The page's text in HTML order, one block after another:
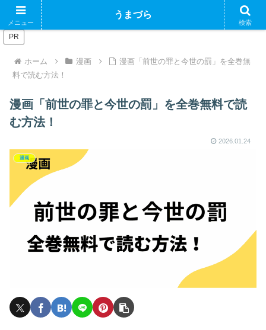
ブログで収益化できるかやってみるブログ
PR
ホーム 漫画
漫画「前世の罪と今世の罰」を全巻無
料で読む方法！
漫画「前世の罪と今世の罰」を全巻無料で読
む方法！
2026.01.24
漫画
メニュー
うまづら
検索